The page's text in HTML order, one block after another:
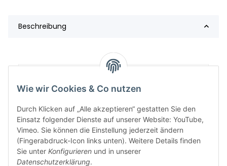
Beschreibung
663,00
Wie wir Cookies & Co nutzen
Durch Klicken auf „Alle akzeptieren“ gestatten Sie den
Einsatz folgender Dienste auf unserer Website: YouTube,
Vimeo. Sie können die Einstellung jederzeit ändern
(Fingerabdruck-Icon links unten). Weitere Details finden
Sie unter Konfigurieren und in unserer
Datenschutzerklärung.